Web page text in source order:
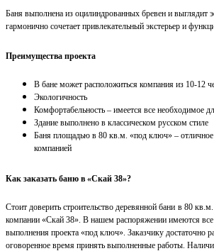
Баня выполнена из оцилиндрованных бревен и выглядит
гармонично сочетает привлекательный экстерьер и
Преимущества проекта
В бане может расположиться компания из 10-12
Экологичность
Комфортабельность – имеется все необходимое
Здание выполнено в классическом русском стиле
Баня площадью в 80 кв.м. «под ключ» –
компанией
Как заказать баню в «Скай 38»?
Стоит доверить строительство деревянной бани в 80 кв.м.
компании «Скай 38». В нашем распоряжении имеются
выполнения проекта «под ключ». Заказчику достаточно
оговоренное время принять выполненные работы.